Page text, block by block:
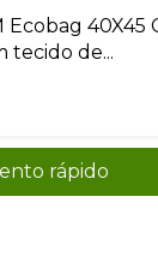
Ecobag 40X45
tecido de...
rápido